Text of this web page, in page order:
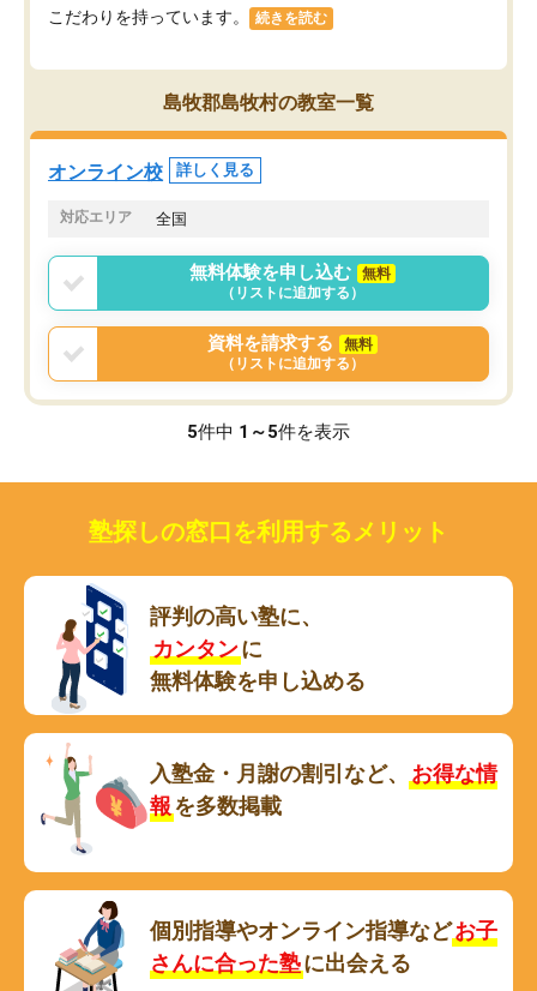
こだわりを持っています。
続きを読む
島牧郡島牧村の教室一覧
オンライン校 詳しく見る
対応エリア 全国
無料体験を申し込む
無料
（リストに追加する）
資料を請求する
無料
（リストに追加する）
5件中 1～5件を表示
塾探しの窓口を利用するメリット
評判の高い塾に、
カンタンに
無料体験を申し込める
入塾金・月謝の割引など、
お得な情
報を多数掲載
個別指導やオンライン指導などお子
さんに合った塾に出会える